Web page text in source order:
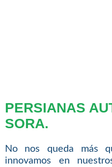
PERSIANAS
SORA.
No nos queda más
innovamos en